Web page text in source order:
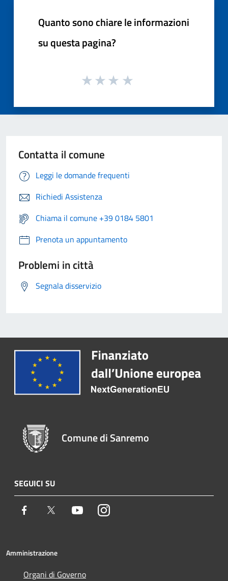
Quanto sono chiare le informazioni
su questa pagina?
Contatta il comune
Leggi le domande frequenti
Richiedi Assistenza
Chiama il comune +39 0184 5801
Prenota un appuntamento
Problemi in città
Segnala disservizio
Comune di Sanremo
SEGUICI SU
Facebook Twitter YoutubeInstagram
Amministrazione
Organi di Governo